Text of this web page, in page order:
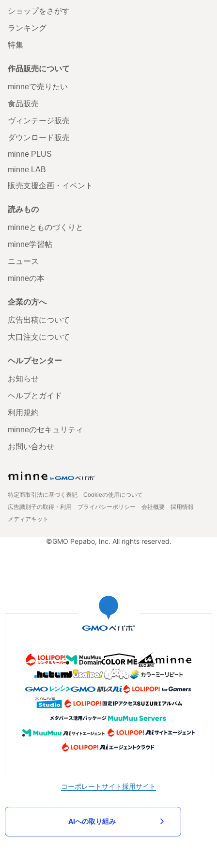
ショップをさがす
ランキング
特集
作品販売について
minneで売りたい
食品販売
ヴィンテージ販売
ダウンロード販売
minne PLUS
minne LAB
販売支援企画・イベント
読みもの
minneとものづくりと
minne学習帖
ニュース
minneの本
企業の方へ
広告出稿について
大口注文について
ヘルプセンター
お知らせ
ヘルプとガイド
利用規約
minneのセキュリティ
お問い合わせ
特定商取引法に基づく表記
Cookieの使用について
広告識別子の取得・利用
プライバシーポリシー 会社概要
採用情報
メディアキット
©GMO Pepabo, Inc. All rights reserved.
コーポレートサイト採用サイト
AIへの取り組み